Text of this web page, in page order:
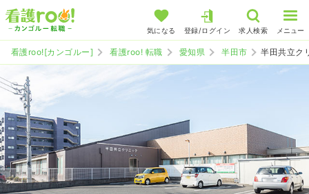
気になる 登録/ログイン 求人検索 メニュー
看護roo![カンゴルー] 看護roo! 転職 愛知県 半田市 半田共立ク